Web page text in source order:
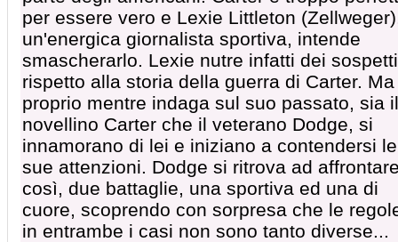
per essere vero e Lexie Littleton
un'energica giornalista sportiva, intende
smascherarlo. Lexie nutre infatti dei sospetti
rispetto alla storia della guerra di Carter. Ma
proprio mentre indaga sul suo passato, sia il
novellino Carter che il veterano Dodge, si
innamorano di lei e iniziano a contendersi le
sue attenzioni. Dodge si ritrova ad
così, due battaglie, una sportiva ed una di
cuore, scoprendo con sorpresa che le
in entrambe i casi non sono tanto diverse...